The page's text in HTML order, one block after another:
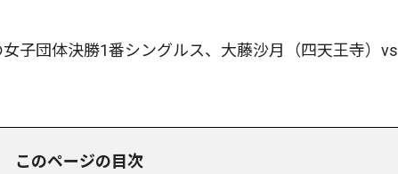
子団体決勝1番シングルス、大藤沙月（四天王寺）vs
このページの目次